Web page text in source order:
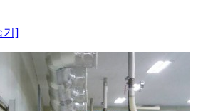
기]